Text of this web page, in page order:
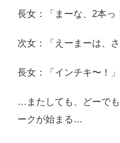
長女：「まーな、2本っ
次女：「えーまーは、
長女：「インチキ〜！」
…またしても、どーで
ークが始まる…